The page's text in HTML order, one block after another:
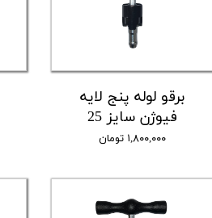
برقو لوله پنج لایه
فیوژن سایز 25
۱,۸۰۰,۰۰۰ تومان